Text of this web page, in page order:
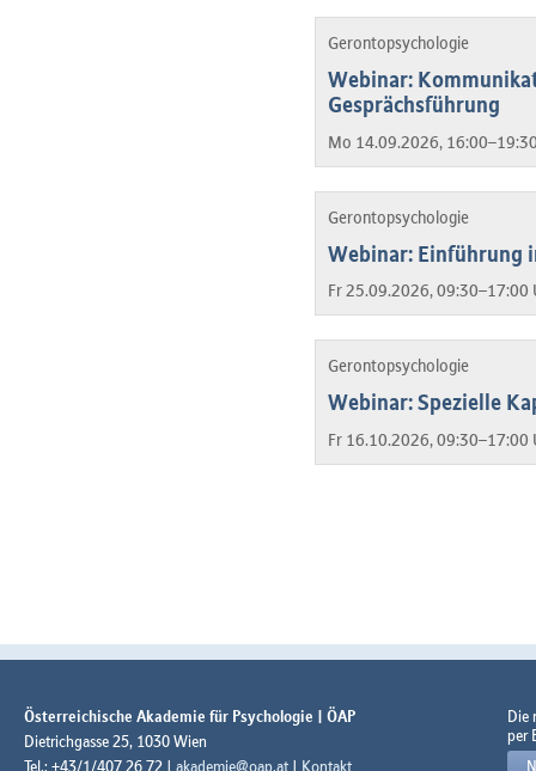
Gerontopsychologie
Webinar:
Gesprächsführung
Mo 14.09.2026,
Gerontopsychologie
Webinar: Einführung
Fr 25.09.2026, 09:30–17:00
Gerontopsychologie
Webinar: Spezielle
Fr 16.10.2026, 09:30–17:00
Österreichische Akademie für Psychologie | ÖAP
Dietrichgasse 25, 1030 Wien
Tel.: +43/1/407 26 72 | akademie@oap.at | Kontakt
Die
per